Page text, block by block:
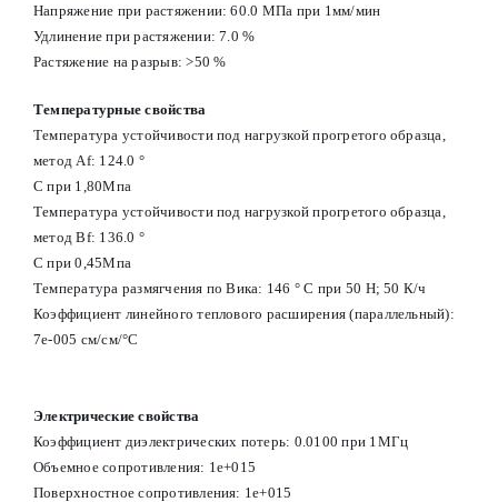
Напряжение при растяжении: 60.0 МПа при 1мм/мин
Удлинение при растяжении: 7.0 %
Растяжение на разрыв: >50 %
Температурные свойства
Температура устойчивости под нагрузкой прогретого образца,
метод Af: 124.0 °
С при 1,80Мпа
Температура устойчивости под нагрузкой прогретого образца,
метод Вf: 136.0 °
С при 0,45Мпа
Температура размягчения по Вика: 146 ° С при 50 Н; 50 К/ч
Коэффициент линейного теплового расширения (параллельный):
7e-005 см/см/°С
Электрические свойства
Коэффициент диэлектрических потерь: 0.0100 при 1МГц
Объемное сопротивления: 1e+015
Поверхностное сопротивления: 1e+015